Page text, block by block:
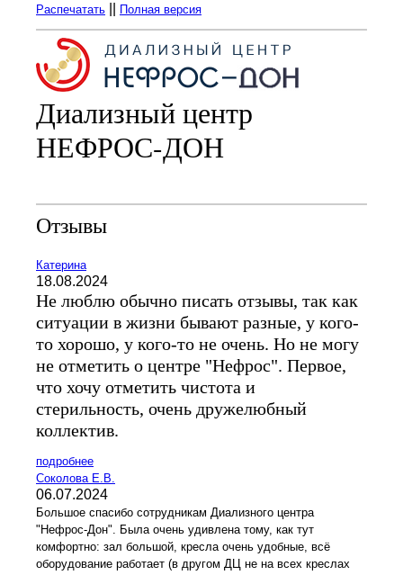
Распечатать Полная версия
Диализный центр
НЕФРОС-ДОН
Отзывы
Катерина
18.08.2024
Не люблю обычно писать отзывы, так как
ситуации в жизни бывают разные, у кого-
то хорошо, у кого-то не очень. Но не могу
не отметить о центре "Нефрос". Первое,
что хочу отметить чистота и
стерильность, очень дружелюбный
коллектив.
подробнее
Соколова Е.В.
06.07.2024
Большое спасибо сотрудникам Диализного центра
"Нефрос-Дон". Была очень удивлена тому, как тут
комфортно: зал большой, кресла очень удобные, всё
оборудование работает (в другом ДЦ не на всех креслах